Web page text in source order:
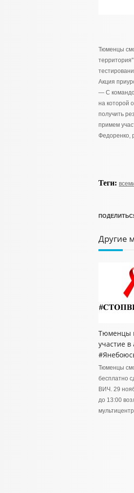
Тюменцы
Акция
— С
на которой
получить
примем
Федоренко,
Теги:
Другие
Тюменцы
участие в
Тюменцы
бесплатно
ВИЧ. 29
до 13:00